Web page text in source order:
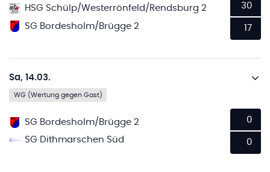
HSG Schülp/Westerrönfeld/Rendsburg 2
SG Bordesholm/Brügge 2
30
17
Sa, 14.03.
WG (Wertung gegen Gast)
SG Bordesholm/Brügge 2
SG Dithmarschen Süd
0
0